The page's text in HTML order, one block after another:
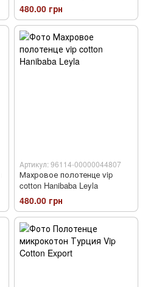
480.00 грн
Артикул: 96114-00000044807
Махровое полотенце vip
cotton Hanibaba Leyla
480.00 грн